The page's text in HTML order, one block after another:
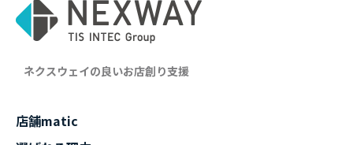
ネクスウェイの良いお店創り支援
店舗matic